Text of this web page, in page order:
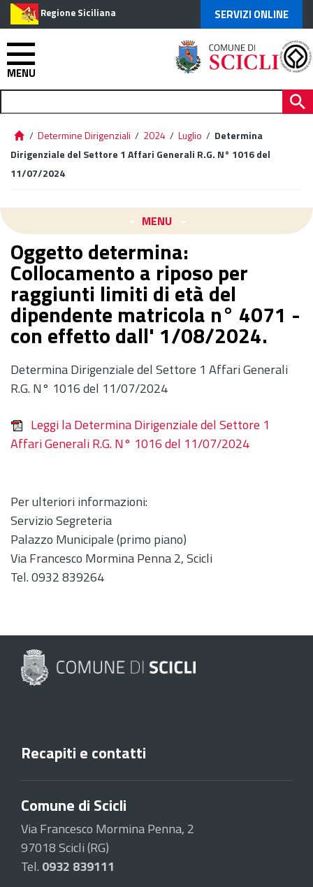
Regione Siciliana SERVIZI ONLINE
MENU
/ Determine Dirigenziali / 2024 / Luglio / Determina
Dirigenziale del Settore 1 Affari Generali R.G. N° 1016 del
11/07/2024
MENU
Oggetto determina:
Collocamento a riposo per
raggiunti limiti di età del
dipendente matricola n° 4071 -
con effetto dall' 1/08/2024.
Determina Dirigenziale del Settore 1 Affari Generali
R.G. N° 1016 del 11/07/2024
Leggi la Determina Dirigenziale del Settore 1
Affari Generali R.G. N° 1016 del 11/07/2024
Per ulteriori informazioni:
Servizio Segreteria
Palazzo Municipale (primo piano)
Via Francesco Mormina Penna 2, Scicli
Tel. 0932 839264
Recapiti e contatti
Comune di Scicli
Via Francesco Mormina Penna, 2
97018 Scicli (RG)
Tel. 0932 839111